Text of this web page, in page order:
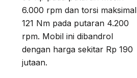
6.000 rpm dan torsi maksimal
121 Nm pada putaran 4.200
rpm. Mobil ini dibandrol
dengan harga sekitar Rp 190
jutaan.